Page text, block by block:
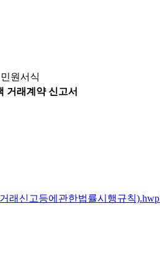
민원서식
거래계약 신고서
래신고등에관한법률시행규칙).hwp